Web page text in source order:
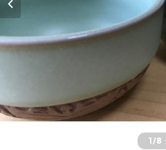
1/8